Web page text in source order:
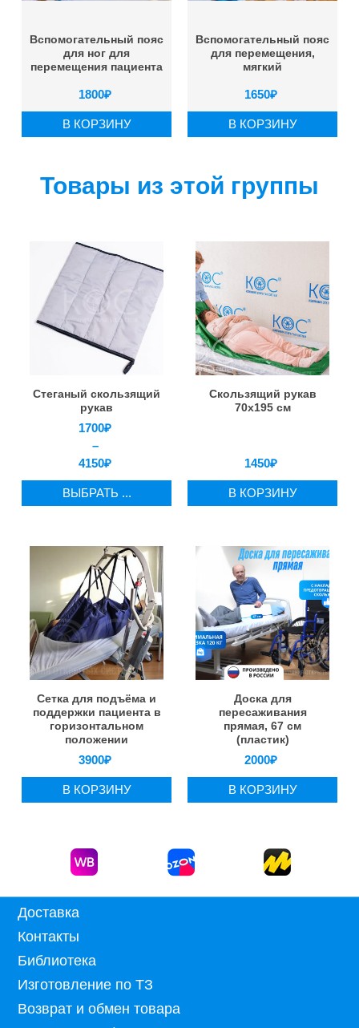
Вспомогательный пояс
для ног для
перемещения пациента
1800₽
В КОРЗИНУ
Вспомогательный пояс
для перемещения,
мягкий
1650₽
В КОРЗИНУ
Товары из этой группы
Стеганый скользящий
рукав
1700₽
–
4150₽
ВЫБРАТЬ ...
Скользящий рукав
70х195 см
1450₽
В КОРЗИНУ
Сетка для подъёма и
поддержки пациента в
горизонтальном
положении
3900₽
В КОРЗИНУ
Доска для
пересаживания
прямая, 67 см
(пластик)
2000₽
В КОРЗИНУ
Доставка
Контакты
Библиотека
Изготовление по ТЗ
Возврат и обмен товара